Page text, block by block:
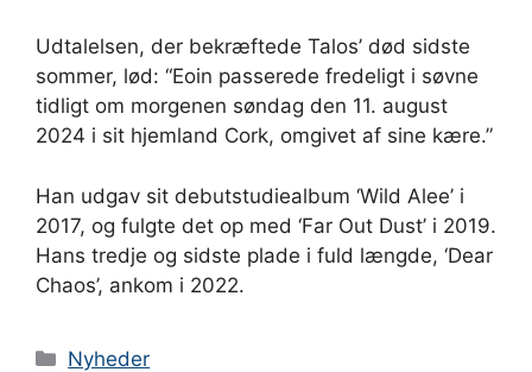
Udtalelsen, der bekræftede Talos’ død sidste
sommer, lød: “Eoin passerede fredeligt i søvne
tidligt om morgenen søndag den 11. august
2024 i sit hjemland Cork, omgivet af sine kære.”
Han udgav sit debutstudiealbum ‘Wild Alee’ i
2017, og fulgte det op med ‘Far Out Dust’ i 2019.
Hans tredje og sidste plade i fuld længde, ‘Dear
Chaos’, ankom i 2022.
Kategorier
Nyheder